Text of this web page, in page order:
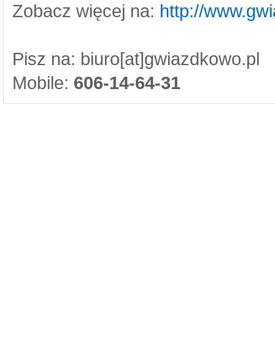
Zobacz więcej na: http://
Pisz na: biuro[at]gwiazdkowo.pl
Mobile: 606-14-64-31